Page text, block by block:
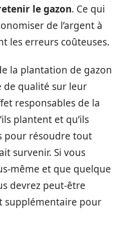
le gazon. Ce qui
de l’argent à
les erreurs coûteuses.
la plantation de gazon
qualité sur leur
responsables de la
plantent et qu’ils
pour résoudre tout
survenir. Si vous
même et que quelque
devrez peut-être
supplémentaire pour